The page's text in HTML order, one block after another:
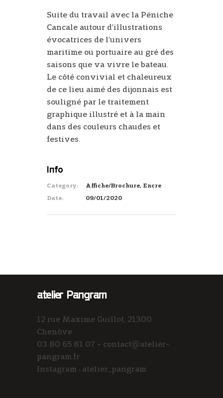
Suite du travail avec la Péniche
Cancale autour d’illustrations
évocatrices de l’univers
maritime ou portuaire au gré des
saisons que va vivre le bateau.
Le côté convivial et chaleureux
de ce lieu aimé des dijonnais est
souligné par le traitement
graphique illustré et à la main
dans des couleurs chaudes et
festives.
Info
Category:
Affiche/Brochure, Encre
Date:
09/01/2020
atelier Pangram
12 rue Maxime Guillot, 21300
Chenôve
03 80 65 81 07 – contact@atelier-
pangram.fr
Instagram : atelier_pangram